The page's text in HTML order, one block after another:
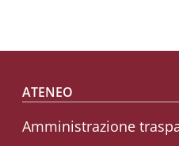
Footer
ATENEO
Amministrazione